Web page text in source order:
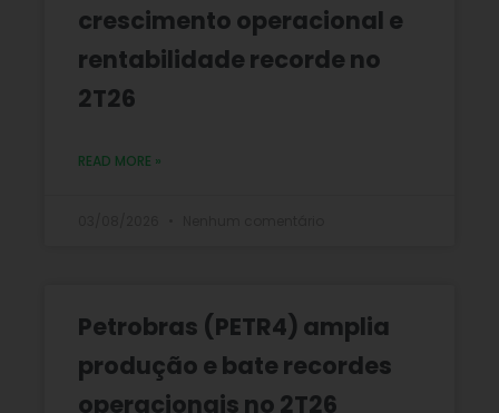
crescimento operacional e
rentabilidade recorde no
2T26
READ MORE »
Petrobras (PETR4) amplia
produção e bate recordes
operacionais no 2T26